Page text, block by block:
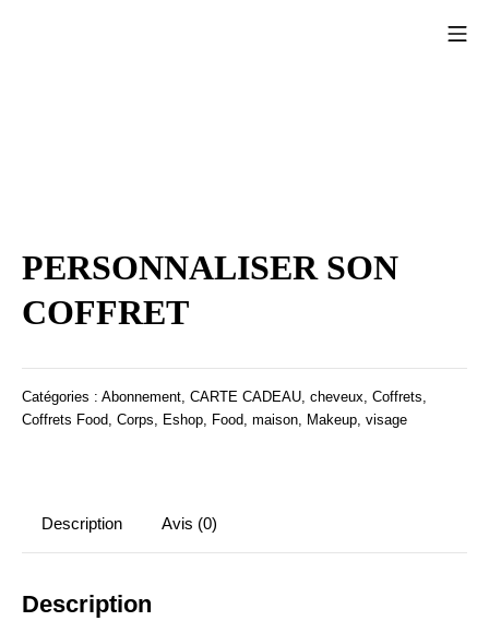
PERSONNALISER SON
COFFRET
Catégories : Abonnement, CARTE CADEAU, cheveux, Coffrets,
Coffrets Food, Corps, Eshop, Food, maison, Makeup, visage
Description Avis (0)
Description